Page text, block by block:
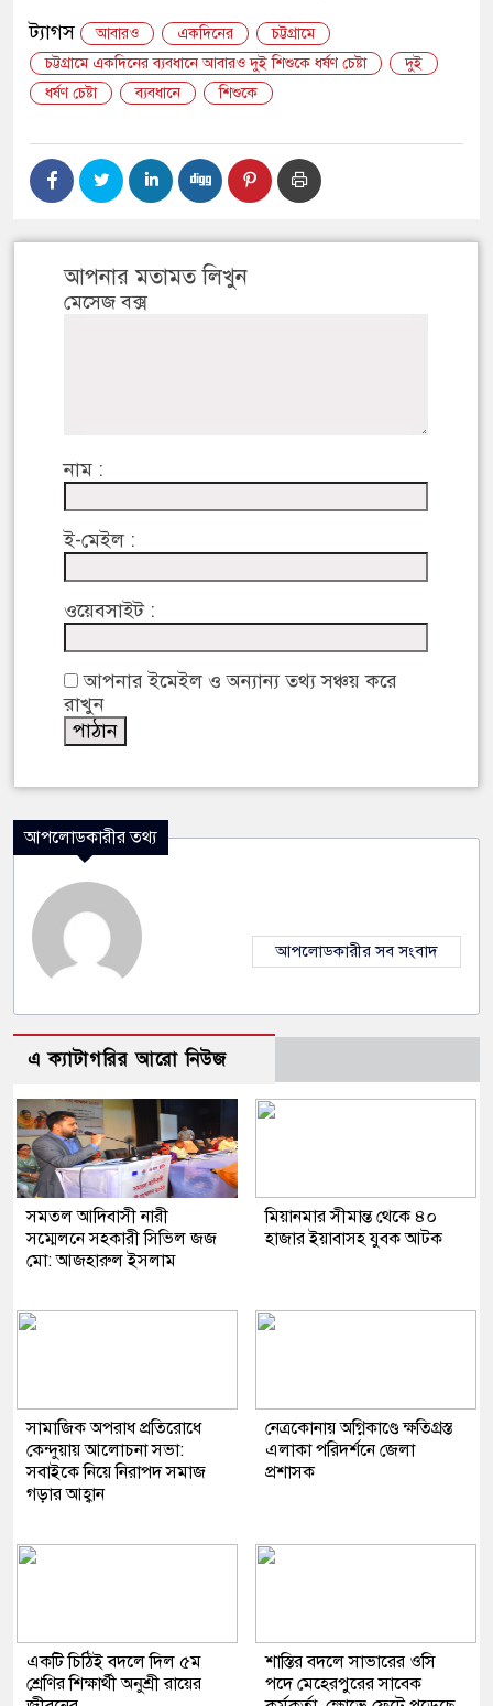
ট্যাগস
আবারও একদিনের
চট্টগ্রামে
চট্টগ্রামে একদিনের ব্যবধানে আবারও দুই শিশুকে ধর্ষণ চেষ্টা
দুই
ধর্ষণ চেষ্টা
ব্যবধানে শিশুকে
আপনার মতামত লিখুন
মেসেজ বক্স
নাম :
ই-মেইল :
ওয়েবসাইট :
আপনার ইমেইল ও অন্যান্য তথ্য সঞ্চয় করে
রাখুন
আপলোডকারীর তথ্য
আপলোডকারীর সব সংবাদ
এ ক্যাটাগরির আরো নিউজ
সমতল আদিবাসী নারী
সম্মেলনে সহকারী সিভিল জজ
মো: আজহারুল ইসলাম
মিয়ানমার সীমান্ত থেকে ৪০
হাজার ইয়াবাসহ যুবক আটক
সামাজিক অপরাধ প্রতিরোধে
কেন্দুয়ায় আলোচনা সভা:
সবাইকে নিয়ে নিরাপদ সমাজ
গড়ার আহ্বান
নেত্রকোনায় অগ্নিকাণ্ডে ক্ষতিগ্রস্ত
এলাকা পরিদর্শনে জেলা
প্রশাসক
একটি চিঠিই বদলে দিল ৫ম
শ্রেণির শিক্ষার্থী অনুশ্রী রায়ের
শাস্তির বদলে সাভারের ওসি
পদে মেহেরপুরের সাবেক